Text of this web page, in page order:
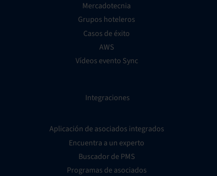
Mercadotecnia
Grupos hoteleros
Casos de éxito
AWS
Vídeos evento Sync
Integraciones
Aplicación de asociados integrados
Encuentra a un experto
Buscador de PMS
Programas de asociados